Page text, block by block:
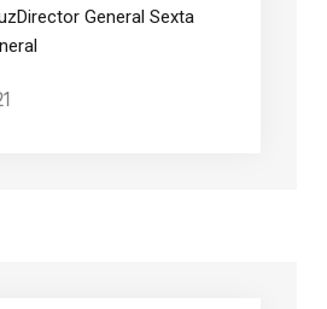
General Sexta